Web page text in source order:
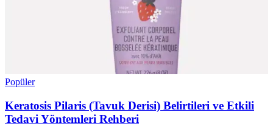
Popüler
Keratosis Pilaris (Tavuk Derisi) Belirtileri ve Etkili
Tedavi Yöntemleri Rehberi